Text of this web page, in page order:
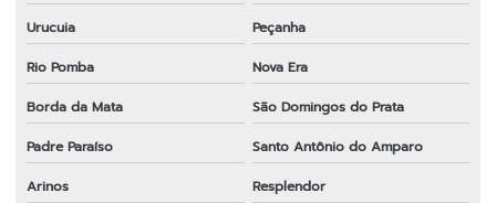
Urucuia
Peçanha
Rio Pomba
Nova Era
Borda da Mata
São Domingos do Prata
Padre Paraíso
Santo Antônio do Amparo
Arinos
Resplendor